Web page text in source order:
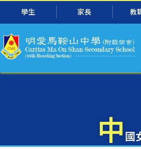
跳转到主要内容
學生 家長 教
导
航
中 國